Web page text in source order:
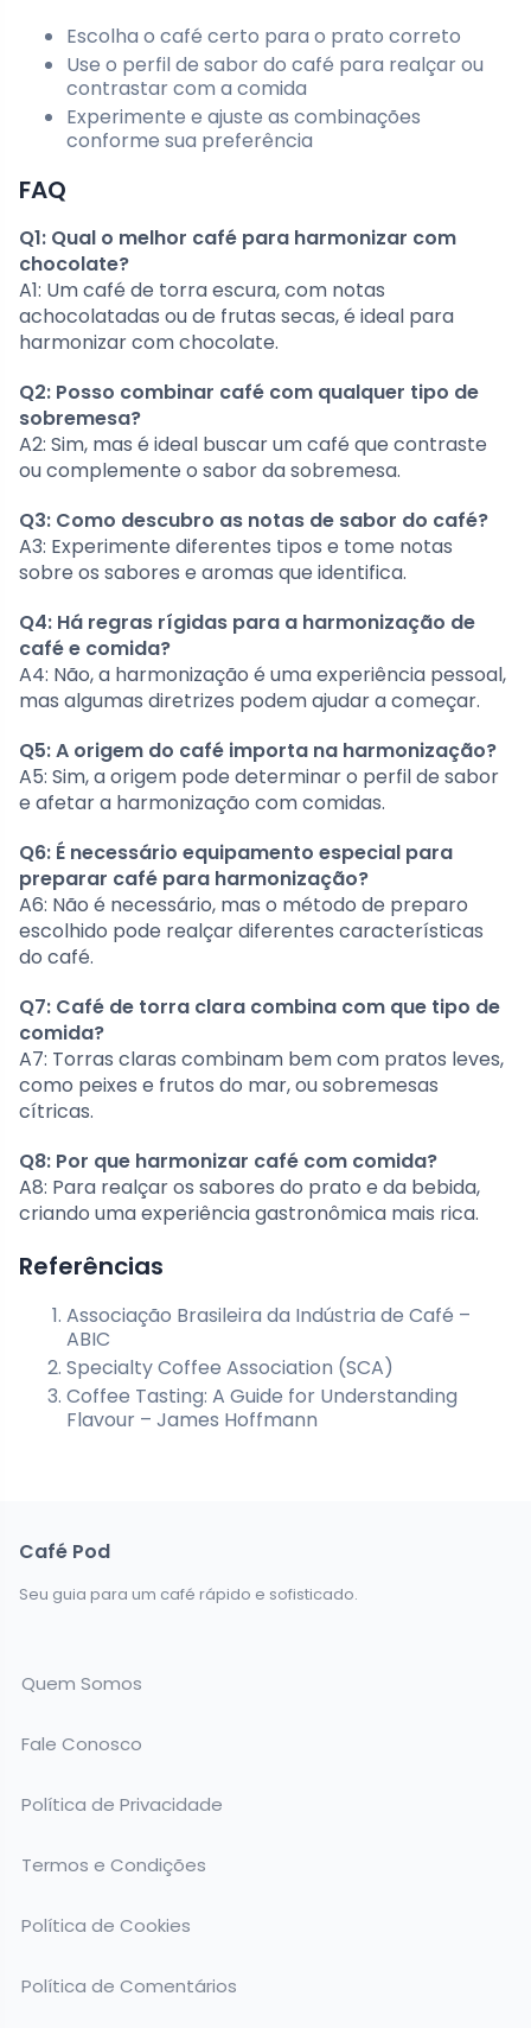
Escolha o café certo para o prato correto
Use o perfil de sabor do café para realçar ou
contrastar com a comida
Experimente e ajuste as combinações
conforme sua preferência
FAQ
Q1: Qual o melhor café para harmonizar com
chocolate?
A1: Um café de torra escura, com notas
achocolatadas ou de frutas secas, é ideal para
harmonizar com chocolate.
Q2: Posso combinar café com qualquer tipo de
sobremesa?
A2: Sim, mas é ideal buscar um café que contraste
ou complemente o sabor da sobremesa.
Q3: Como descubro as notas de sabor do café?
A3: Experimente diferentes tipos e tome notas
sobre os sabores e aromas que identifica.
Q4: Há regras rígidas para a harmonização de
café e comida?
A4: Não, a harmonização é uma experiência pessoal,
mas algumas diretrizes podem ajudar a começar.
Q5: A origem do café importa na harmonização?
A5: Sim, a origem pode determinar o perfil de sabor
e afetar a harmonização com comidas.
Q6: É necessário equipamento especial para
preparar café para harmonização?
A6: Não é necessário, mas o método de preparo
escolhido pode realçar diferentes características
do café.
Q7: Café de torra clara combina com que tipo de
comida?
A7: Torras claras combinam bem com pratos leves,
como peixes e frutos do mar, ou sobremesas
cítricas.
Q8: Por que harmonizar café com comida?
A8: Para realçar os sabores do prato e da bebida,
criando uma experiência gastronômica mais rica.
Referências
Associação Brasileira da Indústria de Café –
ABIC
Specialty Coffee Association (SCA)
Coffee Tasting: A Guide for Understanding
Flavour – James Hoffmann
Café Pod
Seu guia para um café rápido e sofisticado.
Quem Somos
Fale Conosco
Política de Privacidade
Termos e Condições
Política de Cookies
Política de Comentários